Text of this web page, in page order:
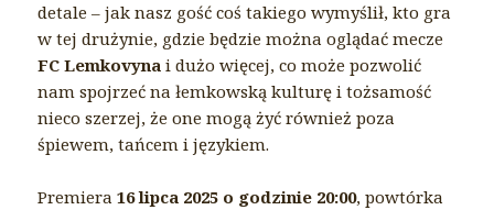
detale – jak nasz gość coś takiego wymyślił, kto gra
w tej drużynie, gdzie będzie można oglądać mecze
FC Lemkovyna i dużo więcej, co może pozwolić
nam spojrzeć na łemkowską kulturę i tożsamość
nieco szerzej, że one mogą żyć również poza
śpiewem, tańcem i językiem.
Premiera16 lipca 2025 o godzinie 20:00, powtórka